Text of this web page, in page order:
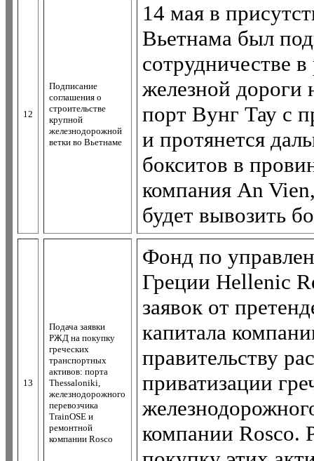
12
Подписание
соглашения о
строительстве
крупной
железнодорожной
ветки во Вьетнаме
14 мая в
Вьетнама был
сотрудничестве
железной дороги
порт Вунг Тау с
и протянется
бокситов в
компания An
будет вывозить
13
Подача заявки
РЖД на покупку
греческих
транспортных
активов: порта
Thessaloniki,
железнодорожного
перевозчика
TrainOSE и
ремонтной
компании Rosco
Фонд по
Греции Hellenic
заявок от
капитала
правительству
приватизации
компании Rosco.